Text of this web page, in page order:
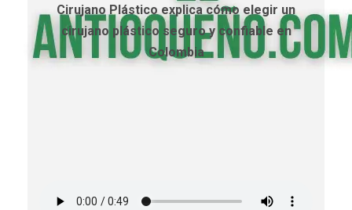
Cirujano Plástico explica cómo elegir un
cirujano plástico seguro y confiable en
Colombia